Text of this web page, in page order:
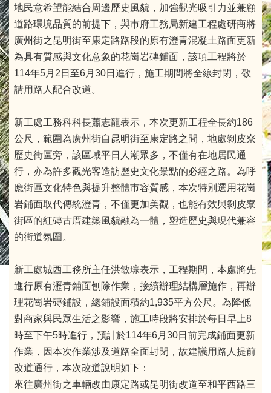
地民意希望能結合周邊歷史風貌，加強觀光吸引力並兼顧
道路環境品質的前提下，與市府工務局新建工程處研商將
廣州街之昆明街至康定路路段的原有瀝青混凝土路面更新
為具有質感與文化意象的花崗岩磚鋪面，該項工程將於
114年5月2日至6月30日進行，施工期間將全線封閉，敬
請用路人配合改道。
新工處工務科科長蕭志龍表示，本次更新工程全長約186
公尺，範圍為廣州街自昆明街至康定路之間，地處剝皮寮
歷史街區旁，該區域平日人潮眾多，不僅有在地居民通
行，亦為許多觀光客造訪歷史文化景點的必經之路。為呼
應街區文化特色與提升整體市容質感，本次特別選用花崗
岩鋪面取代傳統瀝青，不僅更加美觀，也能有效與剝皮寮
街區的紅磚古厝建築風貌融為一體，塑造歷史與現代兼容
的街道氛圍。
新工處城西工務所主任洪敏琮表示，工程期間，本處將先
進行原有瀝青鋪面刨除作業，接續辦理結構層施作，再辦
理花崗岩磚鋪設，總鋪設面積約1,935平方公尺。為降低
對商家與民眾生活之影響，施工時段將安排於每日早上8
時至下午5時進行，預計於114年6月30日前完成鋪面更新
作業，因本次作業涉及道路全面封閉，故建議用路人提前
改道通行，本次改道說明如下：
來往廣州街之車輛改由康定路或昆明街改道至和平西路三